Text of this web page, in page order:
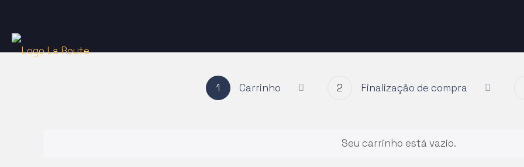
1 Carrinho 2 Finalização de compra
Seu carrinho está vazio.